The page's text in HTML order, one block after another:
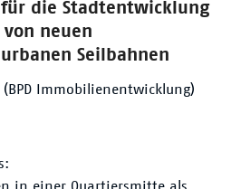
für die Stadtentwicklung
neuen
Seilbahnen
Immobilienentwicklung)